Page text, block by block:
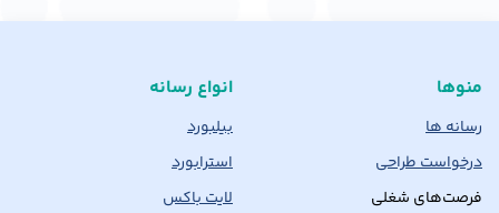
منوها
رسانه ها
درخواست طراحی
فرصت‌های شغلی
انواع رسانه
بیلبورد
استرابورد
لایت باکس